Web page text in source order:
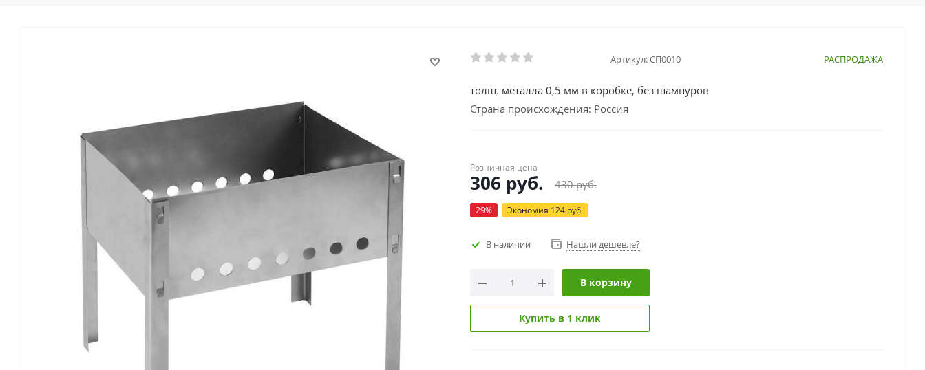
Артикул:СП0010 РАСПРОДАЖА
толщ. металла 0,5 мм в коробке, без шампуров
Страна происхождения: Россия
Розничная цена
306 руб. 430руб.
29% Экономия 124 руб.
В наличии Нашли дешевле?
В корзину
Купить в 1 клик